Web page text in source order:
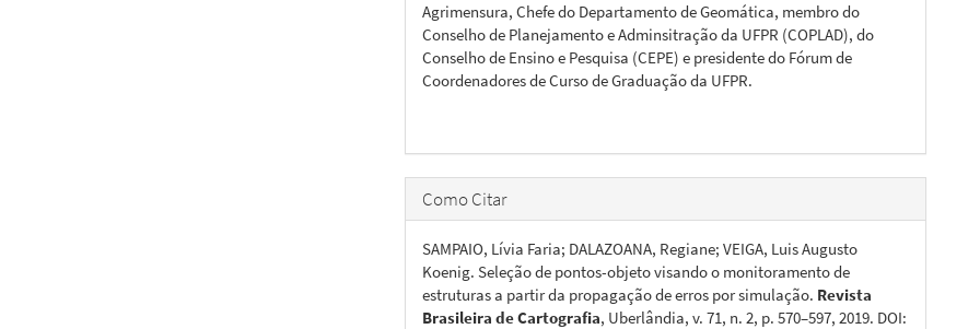
Agrimensura, Chefe do Departamento de Geomática, membro do
Conselho de Planejamento e Adminsitração da UFPR (COPLAD), do
Conselho de Ensino e Pesquisa (CEPE) e presidente do Fórum de
Coordenadores de Curso de Graduação da UFPR.
Como Citar
SAMPAIO, Lívia Faria; DALAZOANA, Regiane; VEIGA, Luis Augusto
Koenig. Seleção de pontos-objeto visando o monitoramento de
estruturas a partir da propagação de erros por simulação. Revista
Brasileira de Cartografia, Uberlândia, v. 71, n. 2, p. 570–597, 2019. DOI: